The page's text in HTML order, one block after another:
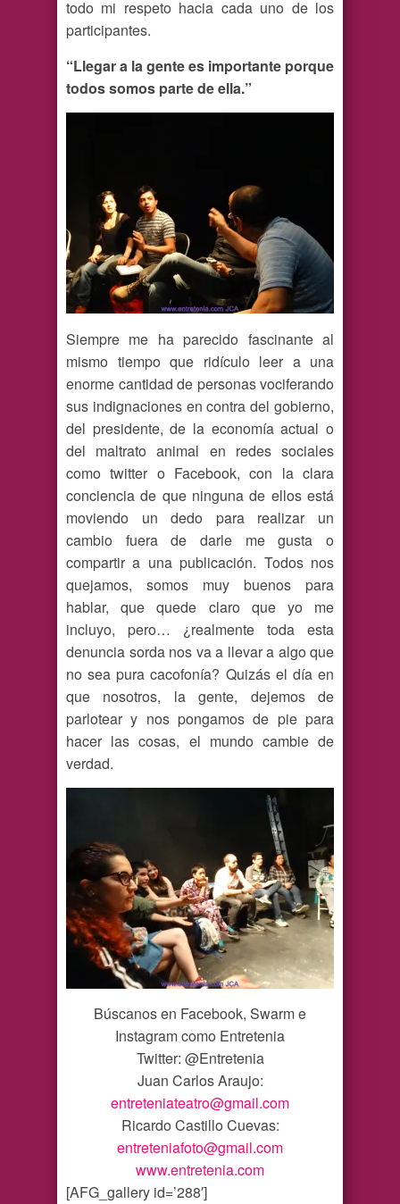
todo mi respeto hacia cada uno de los
participantes.
“Llegar a la gente es importante porque
todos somos parte de ella.”
Siempre me ha parecido fascinante al
mismo tiempo que ridículo leer a una
enorme cantidad de personas vociferando
sus indignaciones en contra del gobierno,
del presidente, de la economía actual o
del maltrato animal en redes sociales
como twitter o Facebook, con la clara
conciencia de que ninguna de ellos está
moviendo un dedo para realizar un
cambio fuera de darle me gusta o
compartir a una publicación. Todos nos
quejamos, somos muy buenos para
hablar, que quede claro que yo me
incluyo, pero… ¿realmente toda esta
denuncia sorda nos va a llevar a algo que
no sea pura cacofonía? Quizás el día en
que nosotros, la gente, dejemos de
parlotear y nos pongamos de pie para
hacer las cosas, el mundo cambie de
verdad.
Búscanos en Facebook, Swarm e
Instagram como Entretenia
Twitter: @Entretenia
Juan Carlos Araujo:
entreteniateatro@gmail.com
Ricardo Castillo Cuevas:
entreteniafoto@gmail.com
www.entretenia.com
[AFG_gallery id=’288′]